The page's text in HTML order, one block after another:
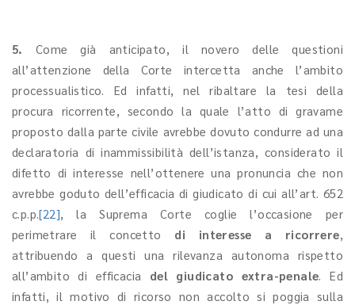
5. Come già anticipato, il novero delle questioni
all’attenzione della Corte intercetta anche l’ambito
processualistico. Ed infatti, nel ribaltare la tesi della
procura ricorrente, secondo la quale l’atto di gravame
proposto dalla parte civile avrebbe dovuto condurre ad una
declaratoria di inammissibilità dell’istanza, considerato il
difetto di interesse nell’ottenere una pronuncia che non
avrebbe goduto dell’efficacia di giudicato di cui all’art. 652
c.p.p.[22], la Suprema Corte coglie l’occasione per
perimetrare il concetto di interesse a ricorrere,
attribuendo a questi una rilevanza autonoma rispetto
all’ambito di efficacia del giudicato extra-penale. Ed
infatti, il motivo di ricorso non accolto si poggia sulla